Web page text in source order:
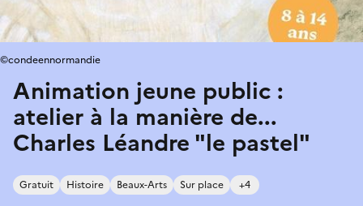
Animation jeune public :
atelier à la manière de...
Charles Léandre "le pastel"
Gratuit Histoire Beaux-Arts Sur place +4
©condeennormandie